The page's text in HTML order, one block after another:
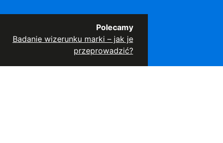
Polecamy
Badanie wizerunku marki – jak je
przeprowadzić?